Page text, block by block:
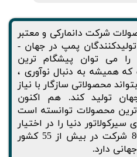
شرکت دانمارکی و معتبر
پمپ در جهان -
می توان پیشگام ترین
همیشه به دنبال نوآوری ،
محصولاتی سازگار با نیاز
تولید کند. هم اکنون
ترین محصولات توانسته است
های سیرکولاتور دنیا را در اختیار
بگیرد. گراندفوس با بیش از 80 شرکت در بیش از 55 کشور
دارد.